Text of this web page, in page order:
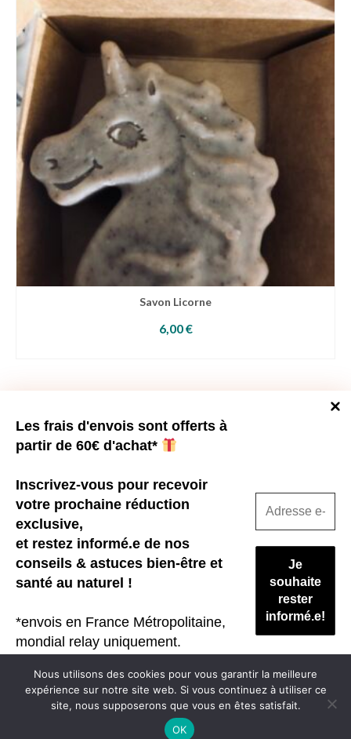
Les frais d'envois sont offerts à
partir de 60€ d'achat*
Inscrivez-vous pour recevoir
votre prochaine réduction
exclusive,
et restez informé.e de nos
conseils & astuces bien-être et
santé au naturel !
*envois en France Métropolitaine,
mondial relay uniquement.
Nous ne spammons pas ! Consultez
notrepolitique de confidentialitépour
plus d’informations.
Savon Licorne
6,00€
Les
options
peuvent
choisies
sur
la
produit
Vous souhaitez me rencontrer?
Une visite à la ferme?
06.72.68.05.89
latelierdutilleul35@gmail.com
Contact Plan de site Mentions légales
Conditions Générales de Vente (CGV) Politique de confidentialité
© Tous droits réservés - 2026 L'Atelier du Tilleul - WordPress Theme by
Nous utilisons des cookies pour vous garantir la meilleure
expérience sur notre site web. Si vous continuez à utiliser ce
site, nous supposerons que vous en êtes satisfait.
OK